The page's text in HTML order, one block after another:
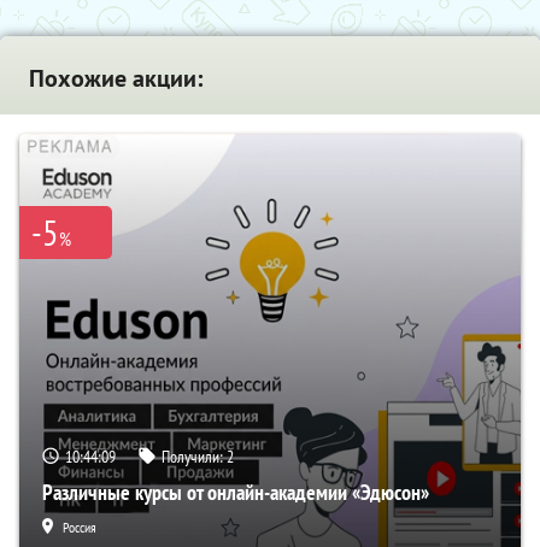
Похожие акции:
-5%
10:44:08 Получили:2
Различные курсы от онлайн-академии «Эдюсон»
Россия